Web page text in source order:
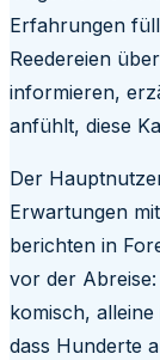
Erfahrungen
Reedereien
informieren,
anfühlt, diese
Der
Erwartungen
berichten in
vor der
komisch,
dass Hunderte